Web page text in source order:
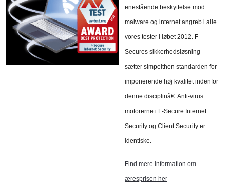
enestående beskyttelse mod
malware og internet angreb i alle
vores tester i løbet 2012. F-
Secures sikkerhedsløsning
sætter simpelthen standarden for
imponerende høj kvalitet indenfor
denne disciplinâ€. Anti-virus
motorerne i F-Secure Internet
Security og Client Security er
identiske.
Find mere information om
æresprisen her